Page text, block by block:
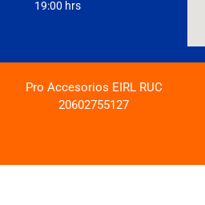
19:00 hrs
Pro Accesorios EIRL RUC
20602755127